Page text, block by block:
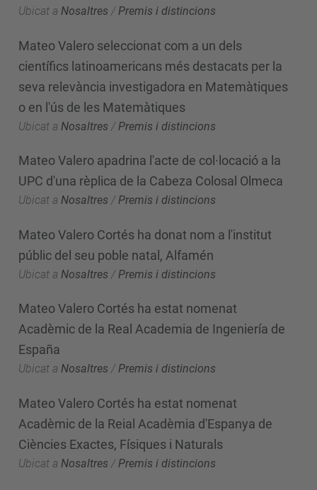
Ubicat a Nosaltres /Premis i distincions
Mateo Valero seleccionat com a un dels
científics latinoamericans més destacats per la
seva relevància investigadora en Matemàtiques
o en l'ús de les Matemàtiques
Ubicat a Nosaltres / Premis i distincions
Mateo Valero apadrina l'acte de col·locació a la
UPC d'una rèplica de la Cabeza Colosal Olmeca
Ubicat a Nosaltres /Premis i distincions
Mateo Valero Cortés ha donat nom a l'institut
públic del seu poble natal, Alfamén
Ubicat a Nosaltres / Premis i distincions
Mateo Valero Cortés ha estat nomenat
Acadèmic de la Real Academia de Ingeniería de
España
Ubicat a Nosaltres /Premis i distincions
Mateo Valero Cortés ha estat nomenat
Acadèmic de la Reial Acadèmia d'Espanya de
Ciències Exactes, Físiques i Naturals
Ubicat a Nosaltres / Premis i distincions